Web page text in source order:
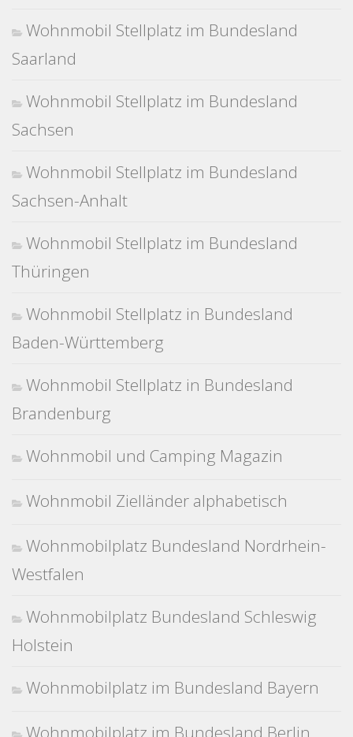
Wohnmobil Stellplatz im Bundesland
Saarland
Wohnmobil Stellplatz im Bundesland
Sachsen
Wohnmobil Stellplatz im Bundesland
Sachsen-Anhalt
Wohnmobil Stellplatz im Bundesland
Thüringen
Wohnmobil Stellplatz in Bundesland
Baden-Württemberg
Wohnmobil Stellplatz in Bundesland
Brandenburg
Wohnmobil und Camping Magazin
Wohnmobil Zielländer alphabetisch
Wohnmobilplatz Bundesland Nordrhein-
Westfalen
Wohnmobilplatz Bundesland Schleswig
Holstein
Wohnmobilplatz im Bundesland Bayern
Wohnmobilplatz im Bundesland Berlin